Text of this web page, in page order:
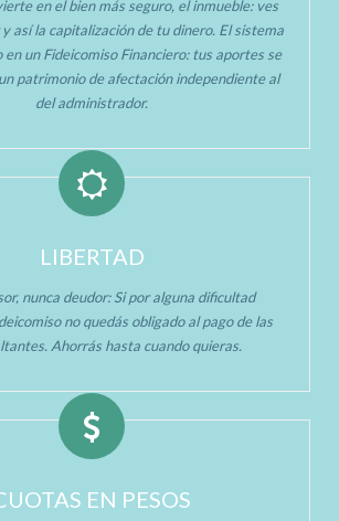
en el bien más seguro, el inmueble: ves
así la capitalización de tu dinero. El sistema
en un Fideicomiso Financiero: tus aportes se
patrimonio de afectación independiente al
del administrador.
LIBERTAD
nunca deudor: Si por alguna dificultad
no quedás obligado al pago de las
Ahorrás hasta cuando quieras.
EN PESOS